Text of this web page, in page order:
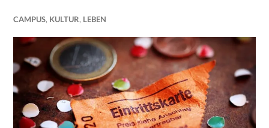
CAMPUS, KULTUR, LEBEN